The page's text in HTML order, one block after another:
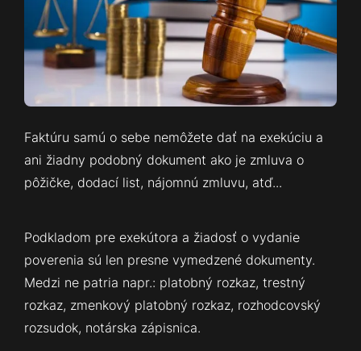
Faktúru samú o sebe nemôžete dať na exekúciu a
ani žiadny podobný dokument ako je zmluva o
pôžičke, dodací list, nájomnú zmluvu, atď...
Podkladom pre exekútora a žiadosť o vydanie
poverenia sú len presne vymedzené dokumenty.
Medzi ne patria napr.: platobný rozkaz, trestný
rozkaz, zmenkový platobný rozkaz, rozhodcovský
rozsudok, notárska zápisnica.